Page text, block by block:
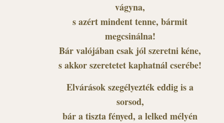
vágyna,
s azért mindent tenne, bármit
megcsinálna!
Bár valójában csak jól szeretni kéne,
s akkor szeretetet kaphatnál cserébe!
Elvárások szegélyezték eddig is a
sorsod,
bár a tiszta fényed, a lelked mélyén